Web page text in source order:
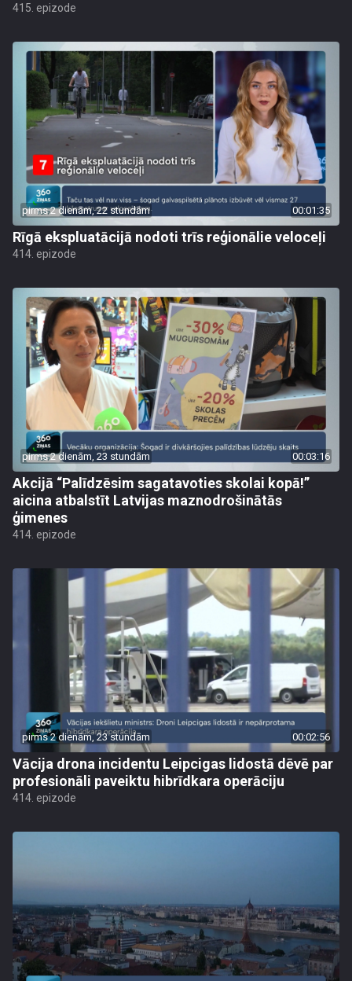
415. epizode
pirms 2 dienām, 22 stundām 00:01:35
Rīgā ekspluatācijā nodoti trīs reģionālie veloceļi
414. epizode
pirms 2 dienām, 23 stundām 00:03:16
Akcijā “Palīdzēsim sagatavoties skolai kopā!”
aicina atbalstīt Latvijas maznodrošinātās
ģimenes
414. epizode
pirms 2 dienām, 23 stundām 00:02:56
Vācija drona incidentu Leipcigas lidostā dēvē par
profesionāli paveiktu hibrīdkara operāciju
414. epizode